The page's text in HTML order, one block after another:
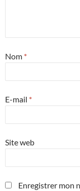
Nom *
E-mail *
Site web
Enregistrer mon